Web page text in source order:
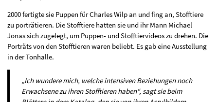
2000 fertigte sie Puppen für Charles Wilp an und fing an, Stofftiere
zu porträtieren. Die Stofftiere hatten sie und ihr Mann Michael
Jonas sich zugelegt, um Puppen- und Stofftiervideos zu drehen. Die
Porträts von den Stofftieren waren beliebt. Es gab eine Ausstellung
in der Tonhalle.
„Ich wundere mich, welche intensiven Beziehungen noch
Erwachsene zu ihren Stofftieren haben“, sagt sie beim